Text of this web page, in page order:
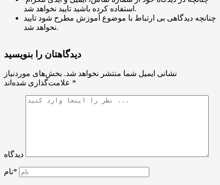
استفاده کرده باشید تایید نخواهد شد.
چنانچه دیدگاهی بی ارتباط با موضوع آموزش مطرح شود تایید
نخواهد شد.
دیدگاهتان را بنویسید
نشانی ایمیل شما منتشر نخواهد شد. بخش‌های موردنیاز
*
دیدگاه
نام*